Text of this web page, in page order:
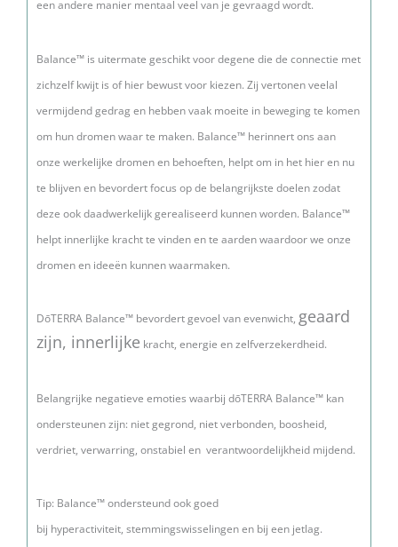
een andere manier mentaal veel van je gevraagd wordt.
Balance™ is uitermate geschikt voor degene die de connectie met
zichzelf kwijt is of hier bewust voor kiezen. Zij vertonen veelal
vermijdend gedrag en hebben vaak moeite in beweging te komen
om hun dromen waar te maken. Balance™ herinnert ons aan
onze werkelijke dromen en behoeften, helpt om in het hier en nu
te blijven en bevordert focus op de belangrijkste doelen zodat
deze ook daadwerkelijk gerealiseerd kunnen worden. Balance™
helpt innerlijke kracht te vinden en te aarden waardoor we onze
dromen en ideeën kunnen waarmaken.
DōTERRA Balance™ bevordert gevoel van evenwicht, geaard
zijn, innerlijke kracht, energie en zelfverzekerdheid.
Belangrijke negatieve emoties waarbij dōTERRA Balance™ kan
ondersteunen zijn: niet gegrond, niet verbonden, boosheid,
verdriet, verwarring, onstabiel en verantwoordelijkheid mijdend.
Tip: Balance™ ondersteund ook goed
bij hyperactiviteit, stemmingswisselingen en bij een jetlag.